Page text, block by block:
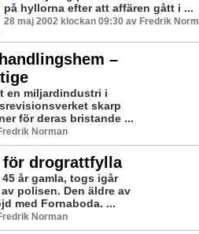
på hyllorna efter att affären gått i ...
28 maj 2002 klockan 09:30 av Fredrik
–
en miljardindustri i
skarp
för deras bristande ...
Norman
för drograttfylla
år gamla, togs igår
polisen. Den äldre av
med Fornaboda. ...
Norman